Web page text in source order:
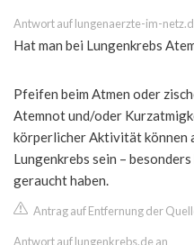
Antwort auf lungenaerzte-im-
Hat man bei Lungenkrebs
Pfeifen beim Atmen oder
Atemnot und/oder
körperlicher Aktivität können
Lungenkrebs sein –
geraucht haben.
Antrag auf Entfernung der
Antwort auf lungenkrebs.de an